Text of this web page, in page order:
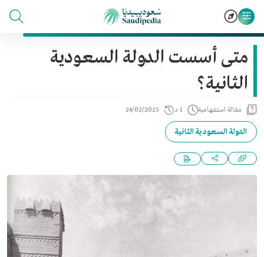
متى أسست الدولة السعودية
الثانية؟
مقالة استفهامية 1 د 24/02/2025
الدولة السعودية الثانية